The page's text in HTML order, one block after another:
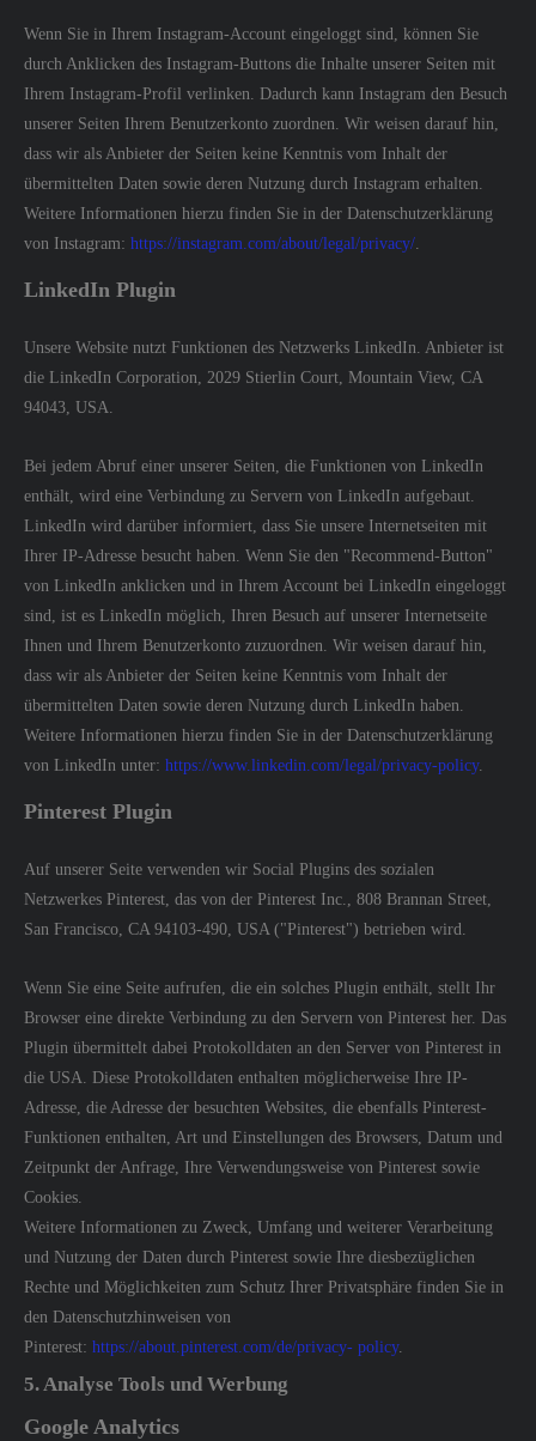
Wenn Sie in Ihrem Instagram-Account eingeloggt sind, können Sie
durch Anklicken des Instagram-Buttons die Inhalte unserer Seiten mit
Ihrem Instagram-Profil verlinken. Dadurch kann Instagram den Besuch
unserer Seiten Ihrem Benutzerkonto zuordnen. Wir weisen darauf hin,
dass wir als Anbieter der Seiten keine Kenntnis vom Inhalt der
übermittelten Daten sowie deren Nutzung durch Instagram erhalten.
Weitere Informationen hierzu finden Sie in der Datenschutzerklärung
von Instagram: https://instagram.com/about/legal/privacy/.
LinkedIn Plugin
Unsere Website nutzt Funktionen des Netzwerks LinkedIn. Anbieter ist
die LinkedIn Corporation, 2029 Stierlin Court, Mountain View, CA
94043, USA.
Bei jedem Abruf einer unserer Seiten, die Funktionen von LinkedIn
enthält, wird eine Verbindung zu Servern von LinkedIn aufgebaut.
LinkedIn wird darüber informiert, dass Sie unsere Internetseiten mit
Ihrer IP-Adresse besucht haben. Wenn Sie den "Recommend-Button"
von LinkedIn anklicken und in Ihrem Account bei LinkedIn eingeloggt
sind, ist es LinkedIn möglich, Ihren Besuch auf unserer Internetseite
Ihnen und Ihrem Benutzerkonto zuzuordnen. Wir weisen darauf hin,
dass wir als Anbieter der Seiten keine Kenntnis vom Inhalt der
übermittelten Daten sowie deren Nutzung durch LinkedIn haben.
Weitere Informationen hierzu finden Sie in der Datenschutzerklärung
von LinkedIn unter: https://www.linkedin.com/legal/privacy-policy.
Pinterest Plugin
Auf unserer Seite verwenden wir Social Plugins des sozialen
Netzwerkes Pinterest, das von der Pinterest Inc., 808 Brannan Street,
San Francisco, CA 94103-490, USA ("Pinterest") betrieben wird.
Wenn Sie eine Seite aufrufen, die ein solches Plugin enthält, stellt Ihr
Browser eine direkte Verbindung zu den Servern von Pinterest her. Das
Plugin übermittelt dabei Protokolldaten an den Server von Pinterest in
die USA. Diese Protokolldaten enthalten möglicherweise Ihre IP-
Adresse, die Adresse der besuchten Websites, die ebenfalls Pinterest-
Funktionen enthalten, Art und Einstellungen des Browsers, Datum und
Zeitpunkt der Anfrage, Ihre Verwendungsweise von Pinterest sowie
Cookies.
Weitere Informationen zu Zweck, Umfang und weiterer Verarbeitung
und Nutzung der Daten durch Pinterest sowie Ihre diesbezüglichen
Rechte und Möglichkeiten zum Schutz Ihrer Privatsphäre finden Sie in
den Datenschutzhinweisen von
Pinterest: https://about.pinterest.com/de/privacy- policy.
5. Analyse Tools und Werbung
Google Analytics